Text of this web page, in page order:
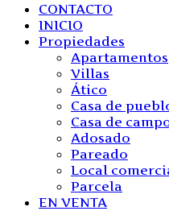
CONTACTO
INICIO
Propiedades
Apartamentos
Villas
Ático
Casa de
Casa de
Adosado
Pareado
Local
Parcela
EN VENTA